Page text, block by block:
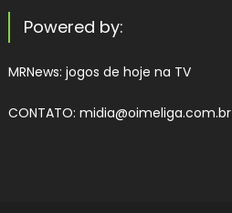
Powered by:
MRNews: jogos de hoje na TV
CONTATO: midia@oimeliga.com.br